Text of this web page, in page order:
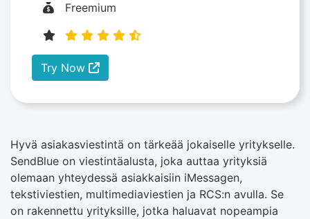
Freemium
Try Now
Hyvä asiakasviestintä on tärkeää jokaiselle yritykselle.
SendBlue on viestintäalusta, joka auttaa yrityksiä
olemaan yhteydessä asiakkaisiin iMessagen,
tekstiviestien, multimediaviestien ja RCS:n avulla. Se
on rakennettu yrityksille, jotka haluavat nopeampia